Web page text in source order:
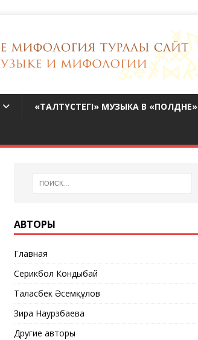
«ТАЛТҮСТЕГІ» МУЗЫКА В «ПОЛДНЕ»
АВТОРЫ
Главная
Серикбол Кондыбай
Таласбек Әсемқұлов
Зира Наурзбаева
Другие авторы